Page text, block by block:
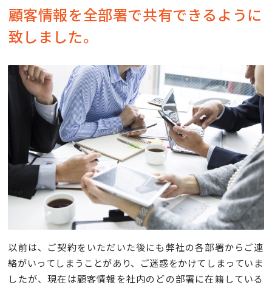
顧客情報を全部署で共有できるように
致しました。
以前は、ご契約をいただいた後にも弊社の各部署からご連
絡がいってしまうことがあり、ご迷惑をかけてしまっていま
したが、現在は顧客情報を社内のどの部署に在籍している